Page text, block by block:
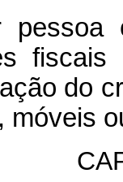
fiscais
do
móveis